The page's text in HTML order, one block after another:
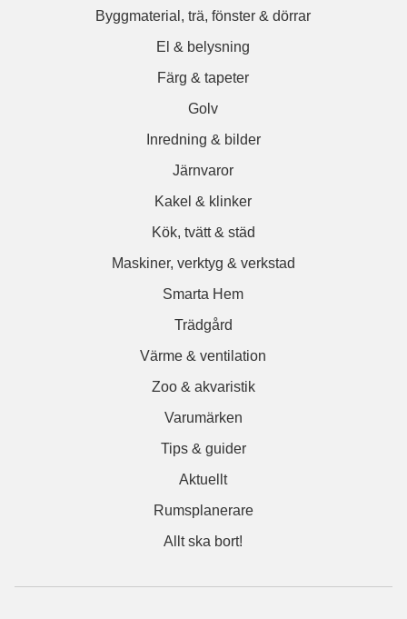
Byggmaterial, trä, fönster & dörrar
El & belysning
Färg & tapeter
Golv
Inredning & bilder
Järnvaror
Kakel & klinker
Kök, tvätt & städ
Maskiner, verktyg & verkstad
Smarta Hem
Trädgård
Värme & ventilation
Zoo & akvaristik
Varumärken
Tips & guider
Aktuellt
Rumsplanerare
Allt ska bort!